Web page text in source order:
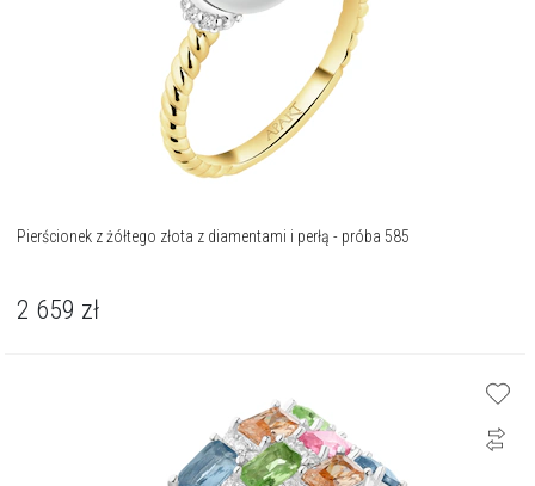
Pierścionek z żółtego złota z diamentami i perłą - próba 585
2 659 zł